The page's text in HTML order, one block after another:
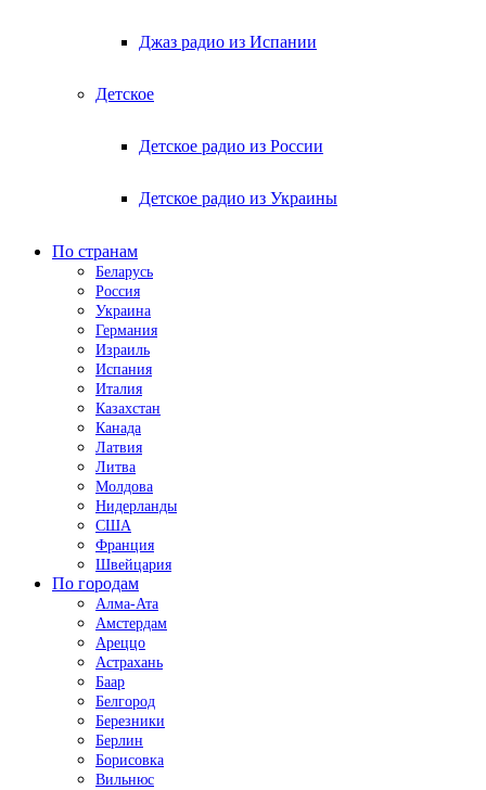
Джаз радио из Испании
Детское
Детское радио из России
Детское радио из Украины
По странам
Беларусь
Россия
Украина
Германия
Израиль
Испания
Италия
Казахстан
Канада
Латвия
Литва
Молдова
Нидерланды
США
Франция
Швейцария
По городам
Алма-Ата
Амстердам
Ареццо
Астрахань
Баар
Белгород
Березники
Берлин
Борисовка
Вильнюс